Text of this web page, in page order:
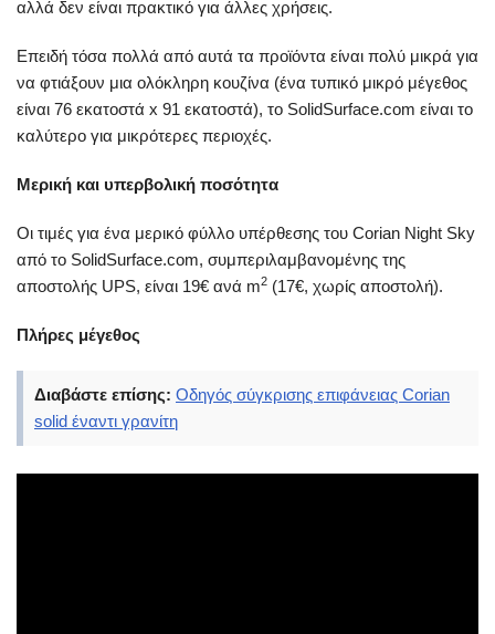
αλλά δεν είναι πρακτικό για άλλες χρήσεις.
Επειδή τόσα πολλά από αυτά τα προϊόντα είναι πολύ μικρά για
να φτιάξουν μια ολόκληρη κουζίνα (ένα τυπικό μικρό μέγεθος
είναι 76 εκατοστά x 91 εκατοστά), το SolidSurface.com είναι το
καλύτερο για μικρότερες περιοχές.
Μερική και υπερβολική ποσότητα
Οι τιμές για ένα μερικό φύλλο υπέρθεσης του Corian Night Sky
από το SolidSurface.com, συμπεριλαμβανομένης της
αποστολής UPS, είναι 19€ ανά m2 (17€, χωρίς αποστολή).
Πλήρες μέγεθος
Διαβάστε επίσης: Οδηγός σύγκρισης επιφάνειας Corian
solid έναντι γρανίτη